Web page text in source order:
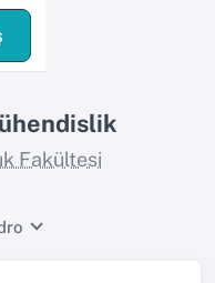
Fakültesi